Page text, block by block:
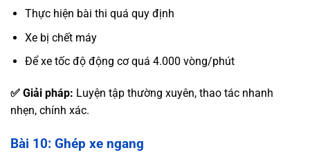
Thực hiện bài thi quá quy định
Xe bị chết máy
Để xe tốc độ động cơ quá 4.000 vòng/phút
✅ Giải pháp: Luyện tập thường xuyên, thao tác nhanh
nhẹn, chính xác.
Bài 10: Ghép xe ngang